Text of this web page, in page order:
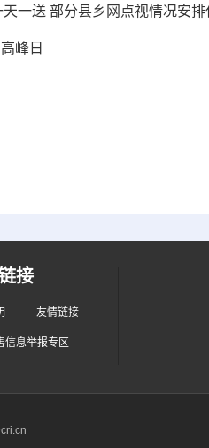
一送 部分县乡网点视情况安排
峰日
接
友情链接
信息举报专区